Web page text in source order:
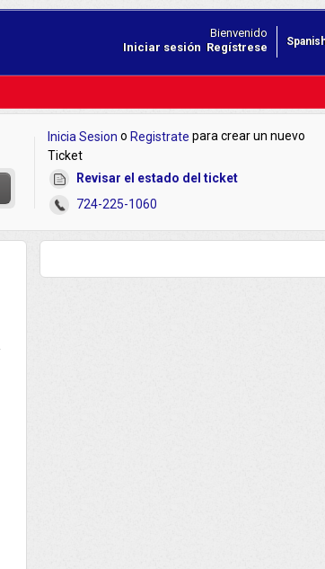
Bienvenido
Iniciar sesión Regístrese
Inicia Sesion o Registrate para crear un nuevo
Ticket
Revisar el estado del ticket
724-225-1060